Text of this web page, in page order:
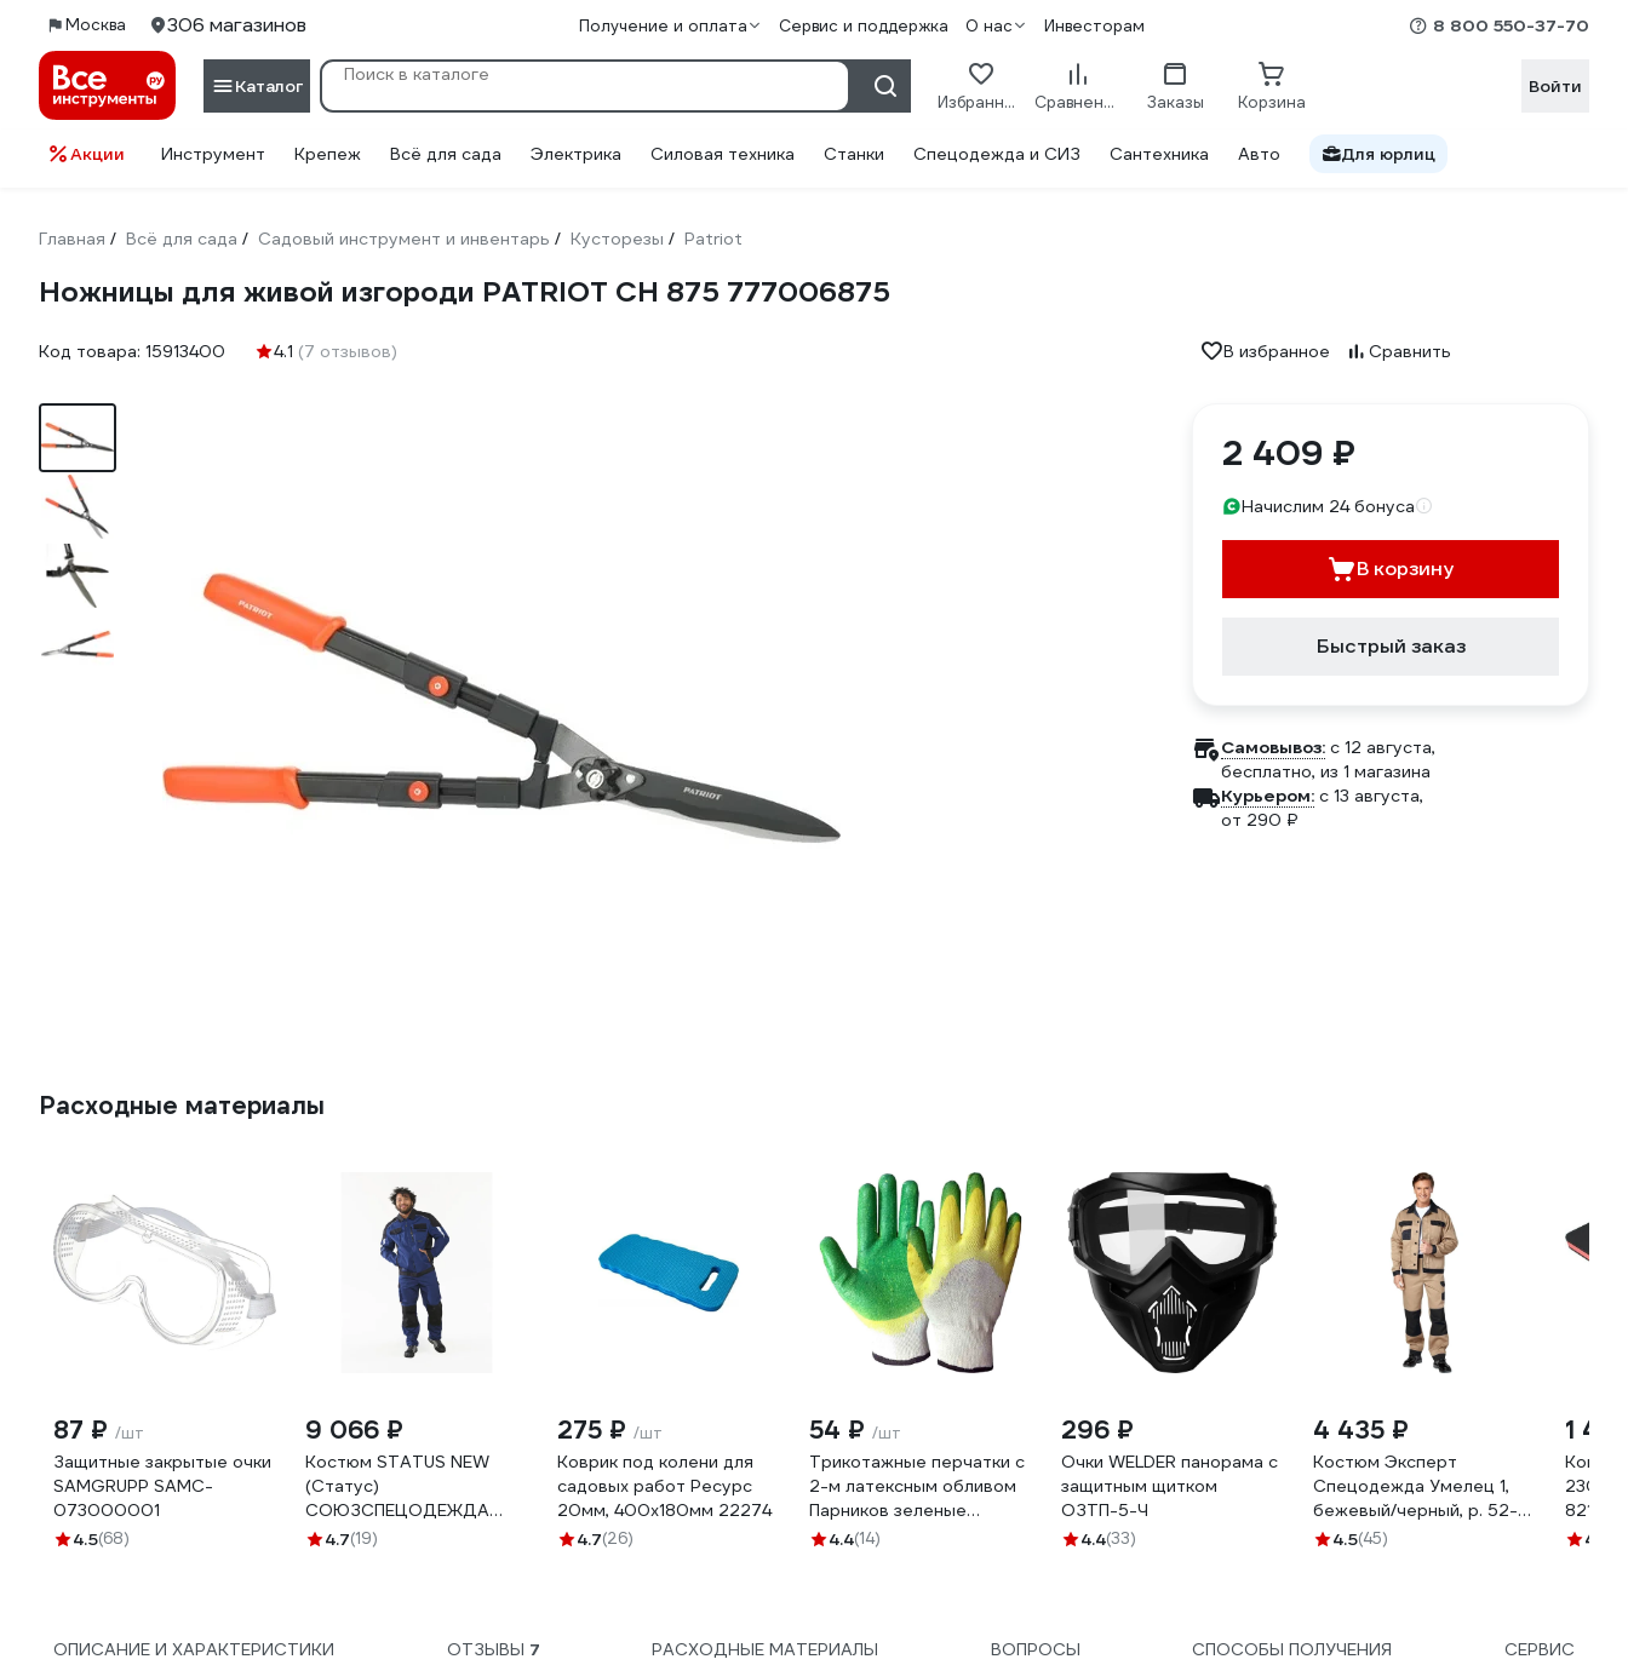
Москва 306 магазинов Получение и оплата Сервис и поддержка О нас Инвесторам 8 800 550-37-70
Каталог
Избранное Сравнение Заказы Корзина
Войти
Акции Инструмент Крепеж Всё для сада Электрика Силовая техника Станки Спецодежда и СИЗ Сантехника Авто Для юрлиц
Главная / Всё для сада / Садовый инструмент и инвентарь / Кусторезы / Patriot
Ножницы для живой изгороди PATRIOT CH 875 777006875
Код товара: 15913400 4.1 (7 отзывов) В избранное Сравнить
2 409 ₽
Начислим 24 бонуса
В корзину
Быстрый заказ
Самовывоз: c 12 августа,
бесплатно, из 1 магазина
Курьером: c 13 августа,
от 290 ₽
Расходные материалы
87 ₽ /шт
Защитные закрытые очки
SAMGRUPP SAMC-
073000001
4.5(68)
9 066 ₽
Костюм STATUS NEW
(Статус)
СОЮЗСПЕЦОДЕЖДА
темно-синий/черный, р.
4.7(19)
275 ₽ /шт
Коврик под колени для
садовых работ Ресурс
20мм, 400х180мм 22274
4.7(26)
54 ₽ /шт
Трикотажные перчатки с
2-м латексным обливом
Парников зеленые
4603302937362
4.4(14)
296 ₽
Очки WELDER панорама с
защитным щитком
ОЗТП-5-Ч
4.4(33)
4 435 ₽
Костюм Эксперт
Спецодежда Умелец 1,
бежевый/черный, р. 52-
54, рост 182-188
4.5(45)
1
230 x
821679
4.8
ОПИСАНИЕ И ХАРАКТЕРИСТИКИ ОТЗЫВЫ 7 РАСХОДНЫЕ МАТЕРИАЛЫ ВОПРОСЫ СПОСОБЫ ПОЛУЧЕНИЯ СЕРВИС